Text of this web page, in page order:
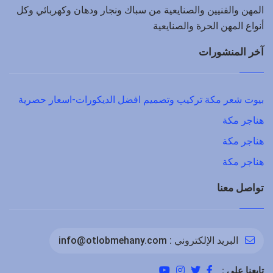
المهن والفنيين والصنايعية من سباك ونجار ودهان وكهربائي وكل
أنواع المهن الحرة والصنايعية
آخر المنشورات
بيوت شعر مكة تركيب وتصميم افضل الديكورات-اسعار حصرية
هناجر مكة
هناجر مكة
هناجر مكة
تواصل معنا
البريد الإلكتروني : info@otlobmehany.com
تابعنا على :